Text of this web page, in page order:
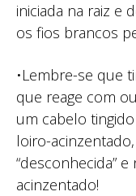
iniciada na raiz e
os fios brancos
•Lembre-se que
que reage com
um cabelo
loiro-
“desconhecida”
acinzentado!